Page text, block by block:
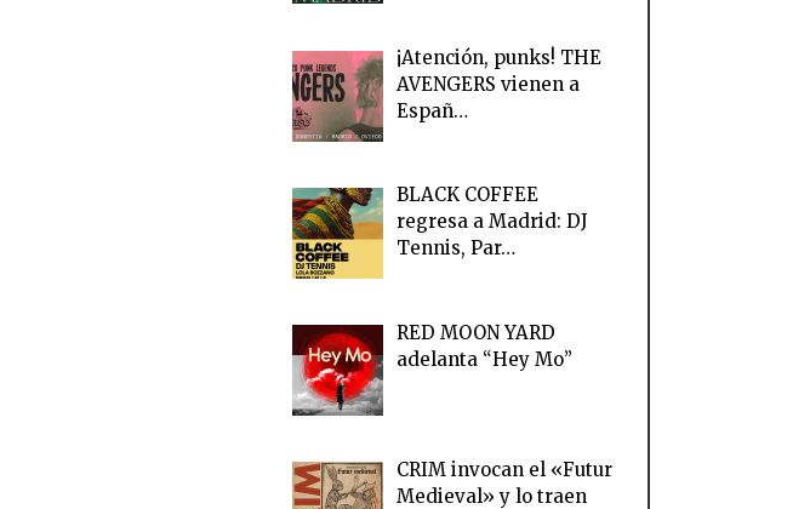
¡Atención, punks! THE
AVENGERS vienen a
Españ…
BLACK COFFEE
regresa a Madrid: DJ
Tennis, Par…
RED MOON YARD
adelanta “Hey Mo”
CRIM invocan el «Futur
Medieval» y lo traen